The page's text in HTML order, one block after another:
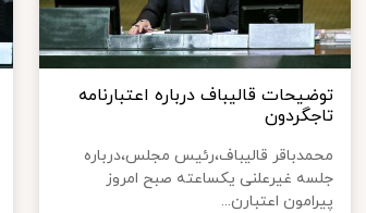
توضیحات قالیباف درباره اعتبارنامه
تاجگردون
محمدباقر قالیباف،رئیس مجلس،درباره
جلسه غیرعلنی یکساعته صبح امروز
پیرامون اعتبارن...